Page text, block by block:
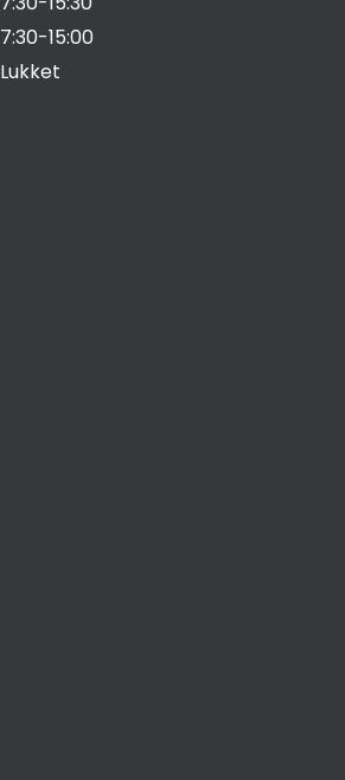
7:30-15:00
Lukket